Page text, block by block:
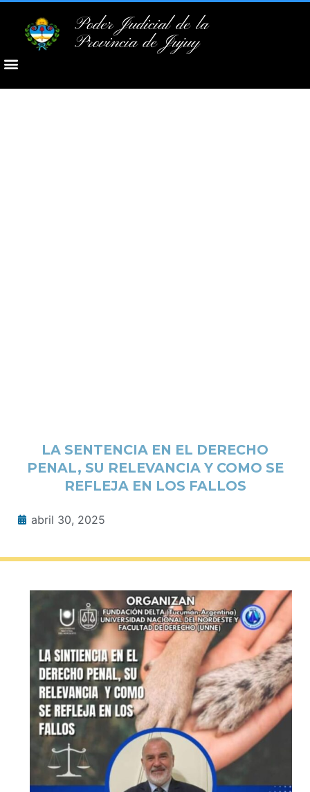
Poder Judicial de la
Provincia de Jujuy
LA SENTENCIA EN EL DERECHO
PENAL, SU RELEVANCIA Y COMO SE
REFLEJA EN LOS FALLOS
abril 30, 2025